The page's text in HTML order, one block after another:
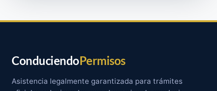
ConduciendoPermisos
Asistencia legalmente garantizada para trámites